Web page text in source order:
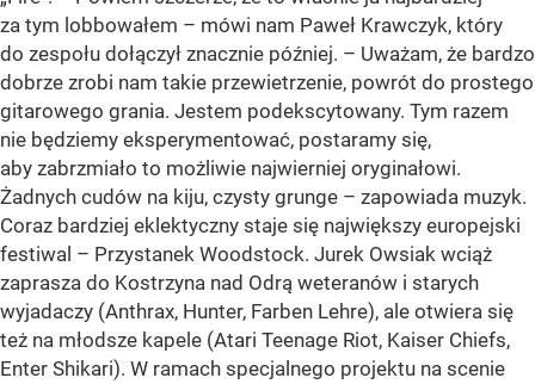
za tym lobbowałem – mówi nam Paweł Krawczyk, który
do zespołu dołączył znacznie później. – Uważam, że bardzo
dobrze zrobi nam takie przewietrzenie, powrót do prostego
gitarowego grania. Jestem podekscytowany. Tym razem
nie będziemy eksperymentować, postaramy się,
aby zabrzmiało to możliwie najwierniej oryginałowi.
Żadnych cudów na kiju, czysty grunge – zapowiada muzyk.
Coraz bardziej eklektyczny staje się największy europejski
festiwal – Przystanek Woodstock. Jurek Owsiak wciąż
zaprasza do Kostrzyna nad Odrą weteranów i starych
wyjadaczy (Anthrax, Hunter, Farben Lehre), ale otwiera się
też na młodsze kapele (Atari Teenage Riot, Kaiser Chiefs,
Enter Shikari). W ramach specjalnego projektu na scenie